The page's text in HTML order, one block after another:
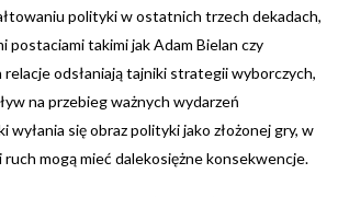
polityki w ostatnich trzech dekadach,
postaciami takimi jak Adam Bielan czy
relacje odsłaniają tajniki strategii wyborczych,
na przebieg ważnych wydarzeń
wyłania się obraz polityki jako złożonej gry, w
ruch mogą mieć dalekosiężne konsekwencje.